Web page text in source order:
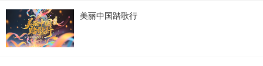
美丽中国踏歌行